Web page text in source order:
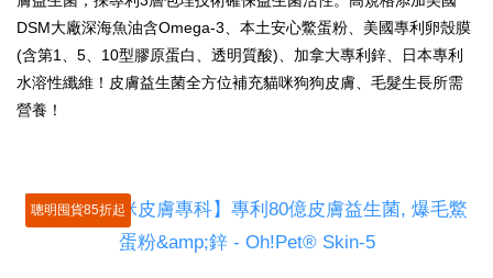
DSM大廠深海魚油含Omega-3、本土安心鱉蛋粉、美國專利卵殼膜
(含第1、5、10型膠原蛋白、透明質酸)、加拿大專利鋅、日本專利
水溶性纖維！皮膚益生菌全方位補充貓咪狗狗皮膚、毛髮生長所需
營養！
聰明囤貨85折起